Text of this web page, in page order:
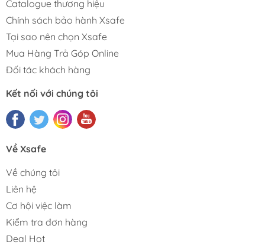
Catalogue thương hiệu
Chính sách bảo hành Xsafe
Tại sao nên chọn Xsafe
Mua Hàng Trả Góp Online
Đối tác khách hàng
Kết nối với chúng tôi
Về Xsafe
Về chúng tôi
Liên hệ
Cơ hội việc làm
Kiểm tra đơn hàng
Deal Hot